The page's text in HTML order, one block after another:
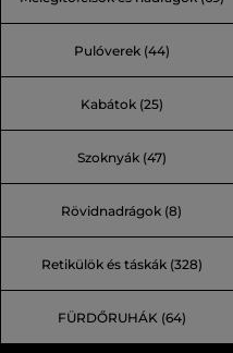
Pulóverek (44)
Kabátok (25)
Szoknyák (47)
Rövidnadrágok (8)
Retikülök és táskák (328)
FÜRDŐRUHÁK (64)